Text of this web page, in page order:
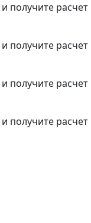
и получите расчет
и получите расчет
и получите расчет
и получите расчет